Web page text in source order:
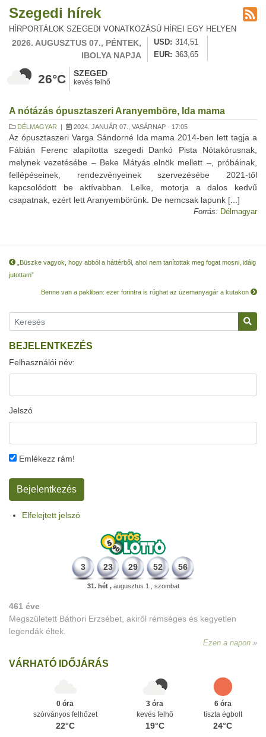
Szegedi hírek
HÍRPORTÁLOK SZEGEDI VONATKOZÁSÚ HÍREI EGY HELYEN
2026. AUGUSZTUS 07., PÉNTEK,
IBOLYA NAPJA
USD
314,51
EUR
363,65
26°C SZEGED
kevés felhő
A nótázás ópusztaszeri Aranyemböre, Ida mama
DÉLMAGYAR | 2024. JANUÁR 07., VASÁRNAP - 17:05
Az ópusztaszeri Varga Sándorné Ida mama 2014-ben lett tagja a
Fábián Ferenc alapította szegedi Dankó Pista Nótakórusnak,
melynek vezetésébe – Beke Mátyás elnök mellett –, próbáinak,
fellépéseinek, rendezvényeinek szervezésébe 2021-től
kapcsolódott be aktívabban. Lelke, motorja a dalos kedvű
csapatnak, ezért lett Aranyembörünk. De nemcsak lapunk [...]
Forrás: Délmagyar
„Büszke vagyok, hogy abból a háttérből, ahol nem tanítottak meg fogat mosni, idáig
jutottam”
Benne van a pakliban: ezer forintra is rúghat az üzemanyagár a kutakon
BEJELENTKEZÉS
Felhasználói név:
Jelszó
Emlékezz rám!
Elfelejtett jelszó
3 23 29 52 56
31. hét ,augusztus 1., szombat
461 éve
Megszületett Báthori Erzsébet, akiről rémséges és kegyetlen
legendák éltek.
Ezen a napon
VÁRHATÓ IDŐJÁRÁS
0 óra
szórványos felhőzet
22°C
3 óra
kevés felhő
19°C
6 óra
tiszta égbolt
24°C